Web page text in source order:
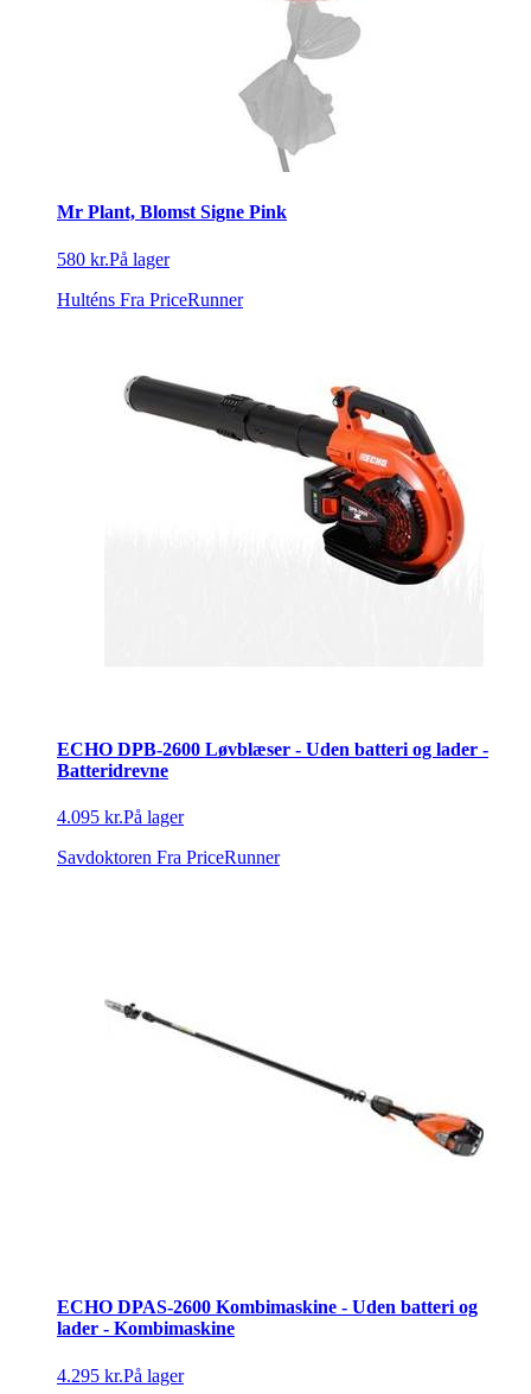
Mr Plant, Blomst Signe Pink
580 kr.På lager
Hulténs Fra PriceRunner
ECHO DPB-2600 Løvblæser - Uden batteri og lader -
Batteridrevne
4.095 kr.På lager
Savdoktoren Fra PriceRunner
ECHO DPAS-2600 Kombimaskine - Uden batteri og
lader - Kombimaskine
4.295 kr.På lager